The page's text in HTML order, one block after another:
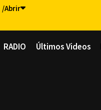
RADIO Últimos Videos